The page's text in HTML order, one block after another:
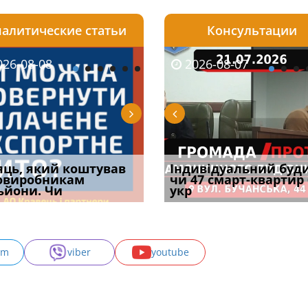
06
встановив для
шкоди
2026-08-06
Документи, на яких не
проставляється
апостиль: пер
статьи
08-08
який коштував
Чи
2026-08-07
Огляд практики ВС від
Ростислава Кравця, що
опублі
Консультации
2026-05-25
ТЦК при зміні
проживання:
судов
2026-08-07
Індивідуальний
чи 47 смарт-квартир
укр
2026-07-30
Восьмий ААС
підтвердив, що
може скас
viber youtube